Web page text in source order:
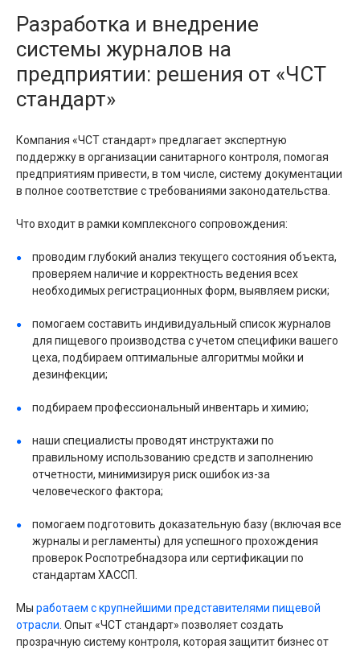
Разработка и внедрение
системы журналов на
предприятии: решения от «ЧСТ
стандарт»
Компания «ЧСТ стандарт» предлагает экспертную
поддержку в организации санитарного контроля, помогая
предприятиям привести, в том числе, систему документации
в полное соответствие с требованиями законодательства.
Что входит в рамки комплексного сопровождения:
проводим глубокий анализ текущего состояния объекта,
проверяем наличие и корректность ведения всех
необходимых регистрационных форм, выявляем риски;
помогаем составить индивидуальный список журналов
для пищевого производства с учетом специфики вашего
цеха, подбираем оптимальные алгоритмы мойки и
дезинфекции;
подбираем профессиональный инвентарь и химию;
наши специалисты проводят инструктажи по
правильному использованию средств и заполнению
отчетности, минимизируя риск ошибок из-за
человеческого фактора;
помогаем подготовить доказательную базу (включая все
журналы и регламенты) для успешного прохождения
проверок Роспотребнадзора или сертификации по
стандартам ХАССП.
Мы работаем с крупнейшими представителями пищевой
отрасли . Опыт «ЧСТ стандарт» позволяет создать
прозрачную систему контроля, которая защитит бизнес от